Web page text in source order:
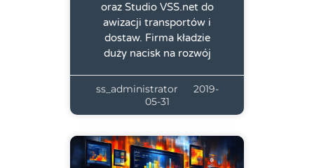
oraz Studio VSS.net do
awizacji transportów i
dostaw. Firma kładzie
duży nacisk na rozwój
ss_administrator
2019-
05-31